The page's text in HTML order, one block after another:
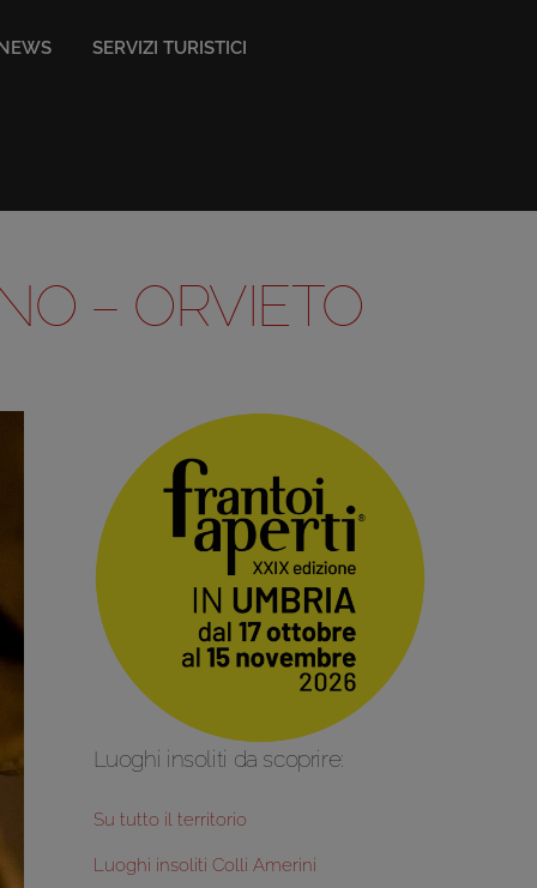
SERVIZI TURISTICI
– ORVIETO
Luoghi insoliti da scoprire:
Su tutto il territorio
Luoghi insoliti Colli Amerini